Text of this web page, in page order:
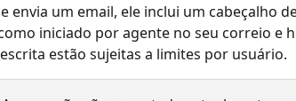
envia um email, ele inclui um cabeçalho
iniciado por agente no seu correio e
estão sujeitas a limites por usuário.